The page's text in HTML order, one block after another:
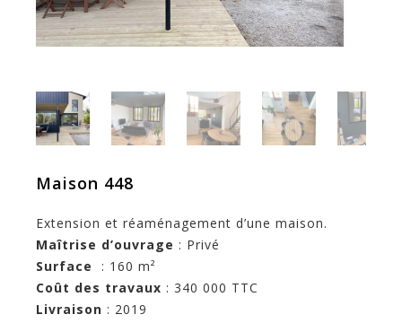
Maison 448
Extension et réaménagement d’une maison.
Maîtrise d’ouvrage : Privé
Surface
: 160 m²
Coût des travaux : 340 000 TTC
Livraison : 2019